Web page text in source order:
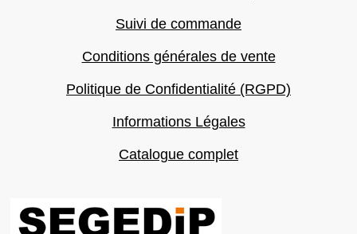
Suivi de commande
Conditions générales de vente
Politique de Confidentialité (RGPD)
Informations Légales
Catalogue complet